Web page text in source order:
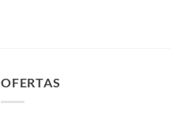
OFERTAS